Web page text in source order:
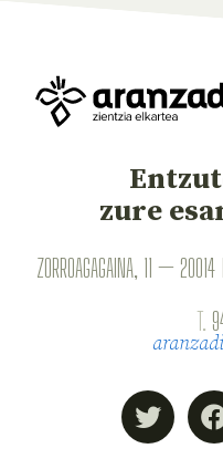
zure
ZORROAGAGAINA, 11 — 20014
T.